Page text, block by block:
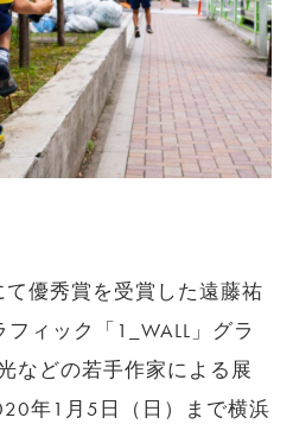
て優秀賞を受賞した遠藤祐
ィック「1_WALL」グラ
などの若手作家による展
年1月5日（日）まで横浜